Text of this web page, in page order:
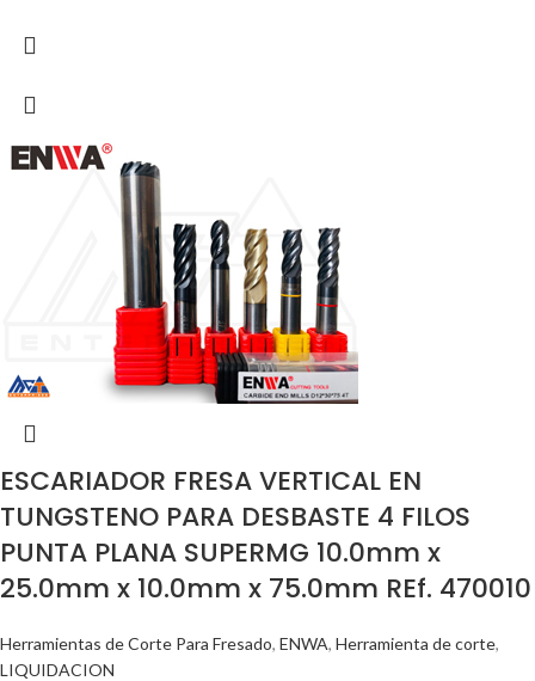
ESCARIADOR FRESA VERTICAL EN
TUNGSTENO PARA DESBASTE 4 FILOS
PUNTA PLANA SUPERMG 10.0mm x
25.0mm x 10.0mm x 75.0mm REf. 470010
Herramientas de Corte Para Fresado, ENWA, Herramienta de corte,
LIQUIDACION